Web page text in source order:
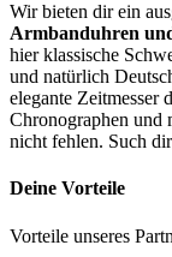
Wir bieten dir ein
Armbanduhren
hier klassische
und natürlich
elegante Zeitmesser
Chronographen
nicht fehlen. Such
Deine Vorteile
Vorteile unseres